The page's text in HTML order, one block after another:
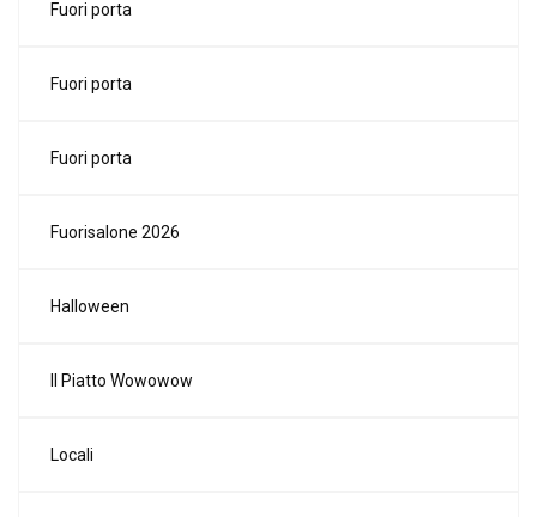
Fuori porta
Fuori porta
Fuori porta
Fuorisalone 2026
Halloween
Il Piatto Wowowow
Locali